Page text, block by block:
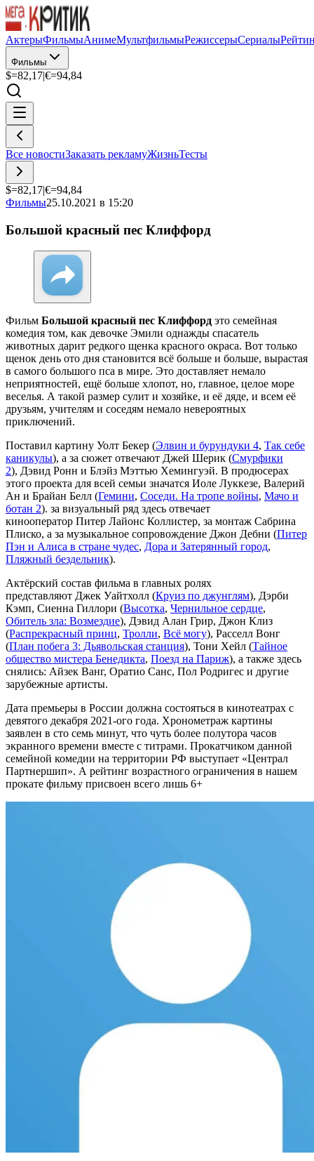
АктерыФильмыАнимеМультфильмыРежиссерыСериалы
Фильмы
$=82,17|€=94,84
Все новостиЗаказать рекламуЖизньТесты
$=82,17|€=94,84
Фильмы25.10.2021 в 15:20
Большой красный пес Клиффорд
Фильм Большой красный пес Клиффорд это семейная
комедия том, как девочке Эмили однажды спасатель
животных дарит редкого щенка красного окраса. Вот только
щенок день ото дня становится всё больше и больше, вырастая
в самого большого пса в мире. Это доставляет немало
неприятностей, ещё больше хлопот, но, главное, целое море
веселья. А такой размер сулит и хозяйке, и её дяде, и всем её
друзьям, учителям и соседям немало невероятных
приключений.
Поставил картину Уолт Бекер (Элвин и бурундуки 4, Так себе
каникулы), а за сюжет отвечают Джей Шерик (Смурфики
2), Дэвид Ронн и Блэйз Мэттью Хемингуэй. В продюсерах
этого проекта для всей семьи значатся Иоле Луккезе, Валерий
Ан и Брайан Белл (Гемини, Соседи. На тропе войны, Мачо и
ботан 2). за визуальный ряд здесь отвечает
кинооператор Питер Лайонс Коллистер, за монтаж Сабрина
Плиско, а за музыкальное сопровождение Джон Дебни (Питер
Пэн и Алиса в стране чудес, Дора и Затерянный город,
Пляжный бездельник).
Актёрский состав фильма в главных ролях
представляют Джек Уайтхолл (Круиз по джунглям), Дэрби
Кэмп, Сиенна Гиллори (Высотка, Чернильное сердце,
Обитель зла: Возмездие), Дэвид Алан Грир, Джон Клиз
(Распрекрасный принц, Тролли, Всё могу), Расселл Вонг
(План побега 3: Дьявольская станция), Тони Хейл (Тайное
общество мистера Бенедикта, Поезд на Париж), а также здесь
снялись: Айзек Ванг, Оратио Санс, Пол Родригес и другие
зарубежные артисты.
Дата премьеры в России должна состояться в кинотеатрах с
девятого декабря 2021-ого года. Хронометраж картины
заявлен в сто семь минут, что чуть более полутора часов
экранного времени вместе с титрами. Прокатчиком данной
семейной комедии на территории РФ выступает «Централ
Партнершип». А рейтинг возрастного ограничения в нашем
прокате фильму присвоен всего лишь 6+